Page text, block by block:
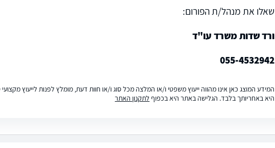
שאלו את מנהל/ת הפורום:
ורד שדות משרד עו"ד
055-4532942
המידע המוצג כאן אינו מהווה ייעוץ משפטי ו/או המלצה מכל סוג ו/או חוות דעת, מומלץ לפנות לייעוץ
היא באחריותך בלבד. הגלישה באתר היא בכפוף לתקנון האתר